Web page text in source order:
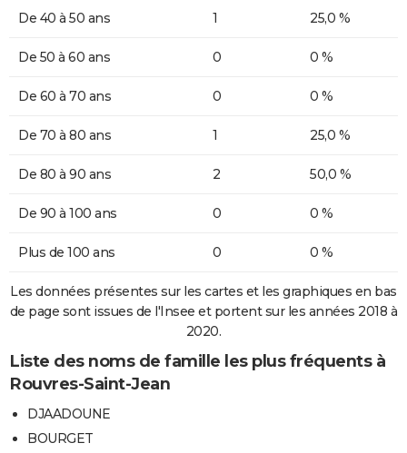
De 40 à 50 ans 1 25,0 %
De 50 à 60 ans 0 0 %
De 60 à 70 ans 0 0 %
De 70 à 80 ans 1 25,0 %
De 80 à 90 ans 2 50,0 %
De 90 à 100 ans 0 0 %
Plus de 100 ans 0 0 %
Les données présentes sur les cartes et les graphiques en bas
de page sont issues de l'Insee et portent sur les années 2018 à
2020.
Liste des noms de famille les plus fréquents à
Rouvres-Saint-Jean
DJAADOUNE
BOURGET